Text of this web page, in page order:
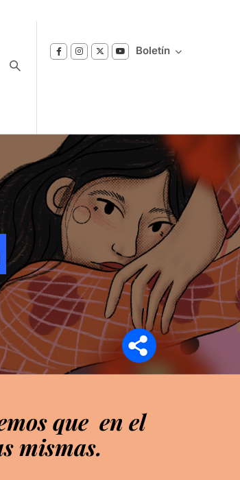
Boletín
a nuestro boletín
sobre los temas de
le interesan.
que en el
mismas.